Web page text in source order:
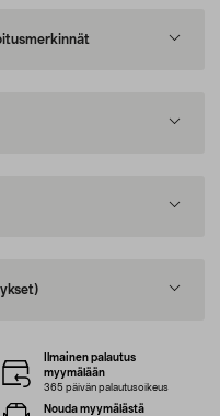
Ilmainen palautus
myymälään
365 päivän palautusoikeus
Nouda myymälästä